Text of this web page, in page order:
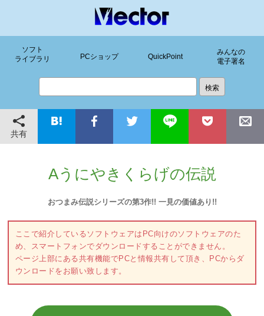
ソフト
ライブラリ
PCショップ QuickPoint
みんなの
電子署名
共有
Aうにやきくらげの伝説
おつまみ伝説シリーズの第3作!! 一見の価値あり!!
ここで紹介しているソフトウェアはPC向けのソフトウェアのた
め、スマートフォンでダウンロードすることができません。
ページ上部にある共有機能でPCと情報共有して頂き、PCからダ
ウンロードをお願い致します。